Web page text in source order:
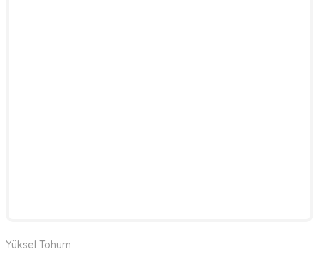
Yüksel Tohum